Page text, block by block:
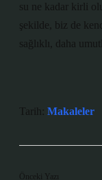
su ne kadar kirli
şekilde, biz de
sağlıklı, daha
Tarih: Makaleler
Önceki Yazı